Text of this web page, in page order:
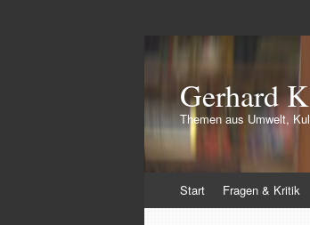
Gerhard
Themen aus Umwelt,
Inhalt
Start Fragen & Kritik